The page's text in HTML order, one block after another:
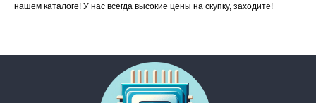
нашем каталоге! У нас всегда высокие цены на скупку, заходите!
│
Приватность FAQ
Адрес приемки:г. Барнаул